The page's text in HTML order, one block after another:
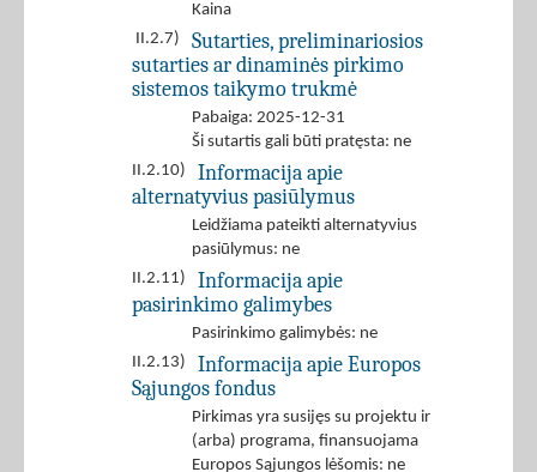
Kaina
II.2.7)
Sutarties, preliminariosios
sutarties ar dinaminės pirkimo
sistemos taikymo trukmė
Pabaiga: 2025-12-31
Ši sutartis gali būti pratęsta: ne
II.2.10)
Informacija apie
alternatyvius pasiūlymus
Leidžiama pateikti alternatyvius
pasiūlymus: ne
II.2.11)
Informacija apie
pasirinkimo galimybes
Pasirinkimo galimybės: ne
II.2.13)
Informacija apie Europos
Sąjungos fondus
Pirkimas yra susijęs su projektu ir
(arba) programa, finansuojama
Europos Sąjungos lėšomis: ne